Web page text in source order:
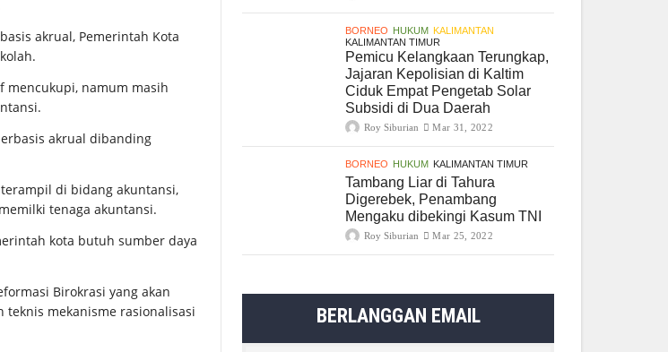
akrual, Pemerintah Kota
mencukupi, namum masih
akrual dibanding
di bidang akuntansi,
tenaga akuntansi.
kota butuh sumber daya
Birokrasi yang akan
teknis mekanisme rasionalisasi
BORNEO HUKUM KALIMANTAN
KALIMANTAN TIMUR
Pemicu Kelangkaan Terungkap,
Jajaran Kepolisian di Kaltim
Ciduk Empat Pengetab Solar
Subsidi di Dua Daerah
Roy Siburian Mar 31, 2022
BORNEO HUKUM KALIMANTAN TIMUR
Tambang Liar di Tahura
Digerebek, Penambang
Mengaku dibekingi Kasum TNI
Roy Siburian Mar 25, 2022
BERLANGGAN EMAIL